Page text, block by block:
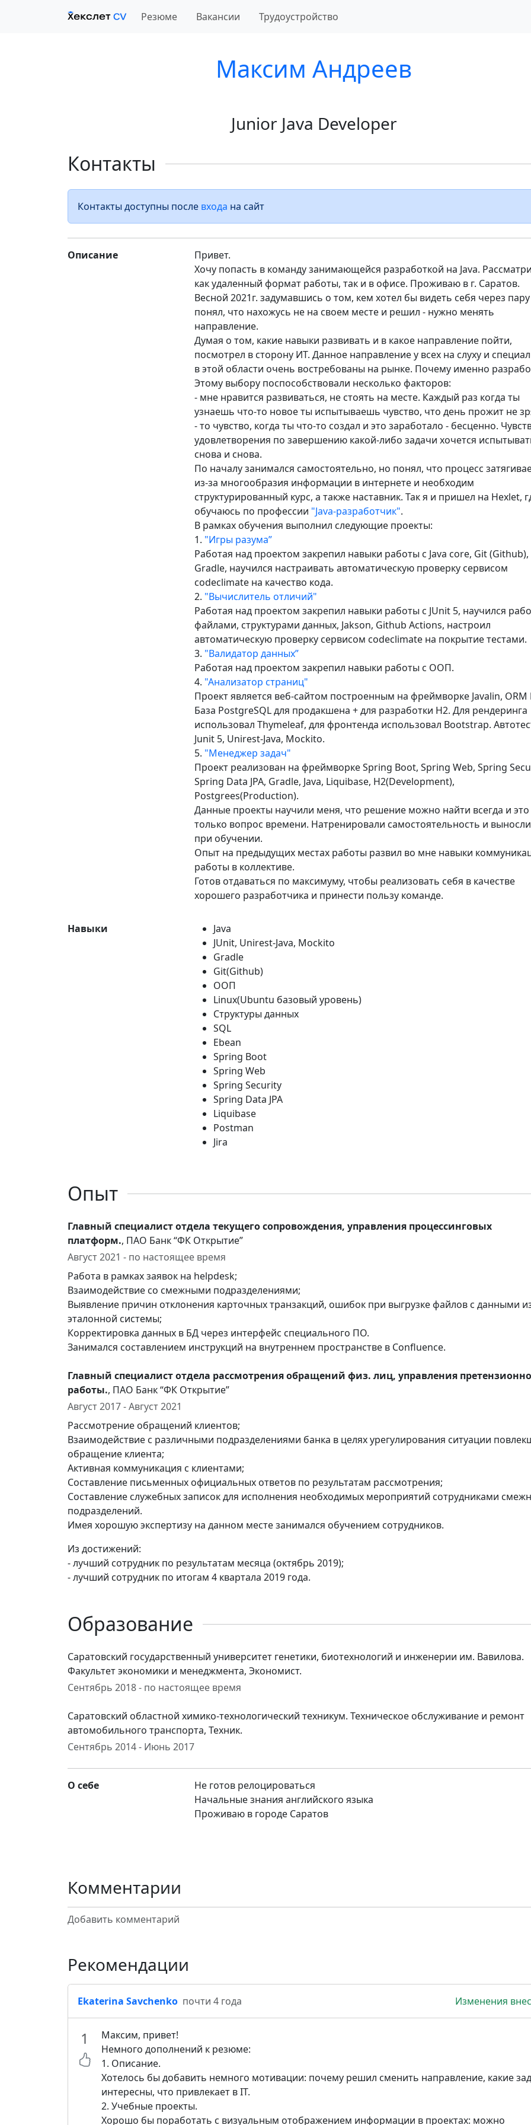
Резюме Вакансии Трудоустройство
Максим Андреев
Junior Java Developer
Контакты
Контакты доступны после входа на сайт
Описание
Привет.
Хочу попасть в команду занимающейся разработкой на Java.
как удаленный формат работы, так и в офисе. Проживаю в г. Саратов.
Весной 2021г. задумавшись о том, кем хотел бы видеть себя через пару
понял, что нахожусь не на своем месте и решил - нужно менять
направление.
Думая о том, какие навыки развивать и в какое направление пойти,
посмотрел в сторону ИТ. Данное направление у всех на слуху и
в этой области очень востребованы на рынке. Почему именно
Этому выбору поспособствовали несколько факторов:
- мне нравится развиваться, не стоять на месте. Каждый раз когда ты
узнаешь что-то новое ты испытываешь чувство, что день прожит не
- то чувство, когда ты что-то создал и это заработало - бесценно.
удовлетворения по завершению какой-либо задачи хочется
снова и снова.
По началу занимался самостоятельно, но понял, что процесс
из-за многообразия информации в интернете и необходим
структурированный курс, а также наставник. Так я и пришел на Hexlet,
обучаюсь по профессии "Java-разработчик".
В рамках обучения выполнил следующие проекты:
1. "Игры разума”
Работая над проектом закрепил навыки работы с Java core, Git (Github),
Gradle, научился настраивать автоматическую проверку сервисом
codeclimate на качество кода.
2. "Вычислитель отличий"
Работая над проектом закрепил навыки работы с JUnit 5, научился
файлами, структурами данных, Jakson, Github Actions, настроил
автоматическую проверку сервисом codeclimate на покрытие тестами.
3. "Валидатор данных”
Работая над проектом закрепил навыки работы с ООП.
4. "Анализатор страниц"
Проект является веб-сайтом построенным на фреймворке Javalin, ORM
База PostgreSQL для продакшена + для разработки H2. Для рендеринга
использовал Thymeleaf, для фронтенда использовал Bootstrap.
Junit 5, Unirest-Java, Mockito.
5. "Менеджер задач"
Проект реализован на фреймворке Spring Boot, Spring Web, Spring
Spring Data JPA, Gradle, Java, Liquibase, H2(Development),
Postgrees(Production).
Данные проекты научили меня, что решение можно найти всегда и это
только вопрос времени. Натренировали самостоятельность и
при обучении.
Опыт на предыдущих местах работы развил во мне навыки
работы в коллективе.
Готов отдаваться по максимуму, чтобы реализовать себя в качестве
хорошего разработчика и принести пользу команде.
Навыки
Java
JUnit, Unirest-Java, Mockito
Gradle
Git(Github)
ООП
Linux(Ubuntu базовый уровень)
Структуры данных
SQL
Ebean
Spring Boot
Spring Web
Spring Security
Spring Data JPA
Liquibase
Postman
Jira
Опыт
Главный специалист отдела текущего сопровождения, управления процессинговых
платформ., ПАО Банк “ФК Открытие”
Август 2021 - по настоящее время
Работа в рамках заявок на helpdesk;
Взаимодействие со смежными подразделениями;
Выявление причин отклонения карточных транзакций, ошибок при выгрузке файлов с данными
эталонной системы;
Корректировка данных в БД через интерфейс специального ПО.
Занимался составлением инструкций на внутреннем пространстве в Confluence.
Главный специалист отдела рассмотрения обращений физ. лиц, управления
работы., ПАО Банк “ФК Открытие”
Август 2017 - Август 2021
Рассмотрение обращений клиентов;
Взаимодействие с различными подразделениями банка в целях урегулирования ситуации
обращение клиента;
Активная коммуникация с клиентами;
Составление письменных официальных ответов по результатам рассмотрения;
Составление служебных записок для исполнения необходимых мероприятий сотрудниками
подразделений.
Имея хорошую экспертизу на данном месте занимался обучением сотрудников.
Из достижений:
- лучший сотрудник по результатам месяца (октябрь 2019);
- лучший сотрудник по итогам 4 квартала 2019 года.
Образование
Саратовский государственный университет генетики, биотехнологий и инженерии им. Вавилова.
Факультет экономики и менеджмента, Экономист.
Сентябрь 2018 - по настоящее время
Саратовский областной химико-технологический техникум. Техническое обслуживание и ремонт
автомобильного транспорта, Техник.
Сентябрь 2014 - Июнь 2017
О себе
Не готов релоцироваться
Начальные знания английского языка
Проживаю в городе Саратов
Комментарии
Добавить комментарий
Рекомендации
Ekaterina Savchenko почти 4 года Изменения
1
Максим, привет!
Немного дополнений к резюме:
1. Описание.
Хотелось бы добавить немного мотивации: почему решил сменить направление, какие
интересны, что привлекает в IT.
2. Учебные проекты.
Хорошо бы поработать с визуальным отображением информации в проектах: можно